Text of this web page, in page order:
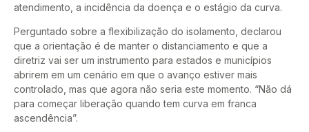
atendimento, a incidência da doença e o estágio da curva.
Perguntado sobre a flexibilização do isolamento, declarou
que a orientação é de manter o distanciamento e que a
diretriz vai ser um instrumento para estados e municípios
abrirem em um cenário em que o avanço estiver mais
controlado, mas que agora não seria este momento. “Não dá
para começar liberação quando tem curva em franca
ascendência”.